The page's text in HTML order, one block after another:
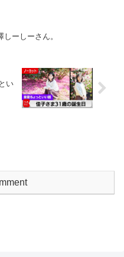
しーしーさん。
い